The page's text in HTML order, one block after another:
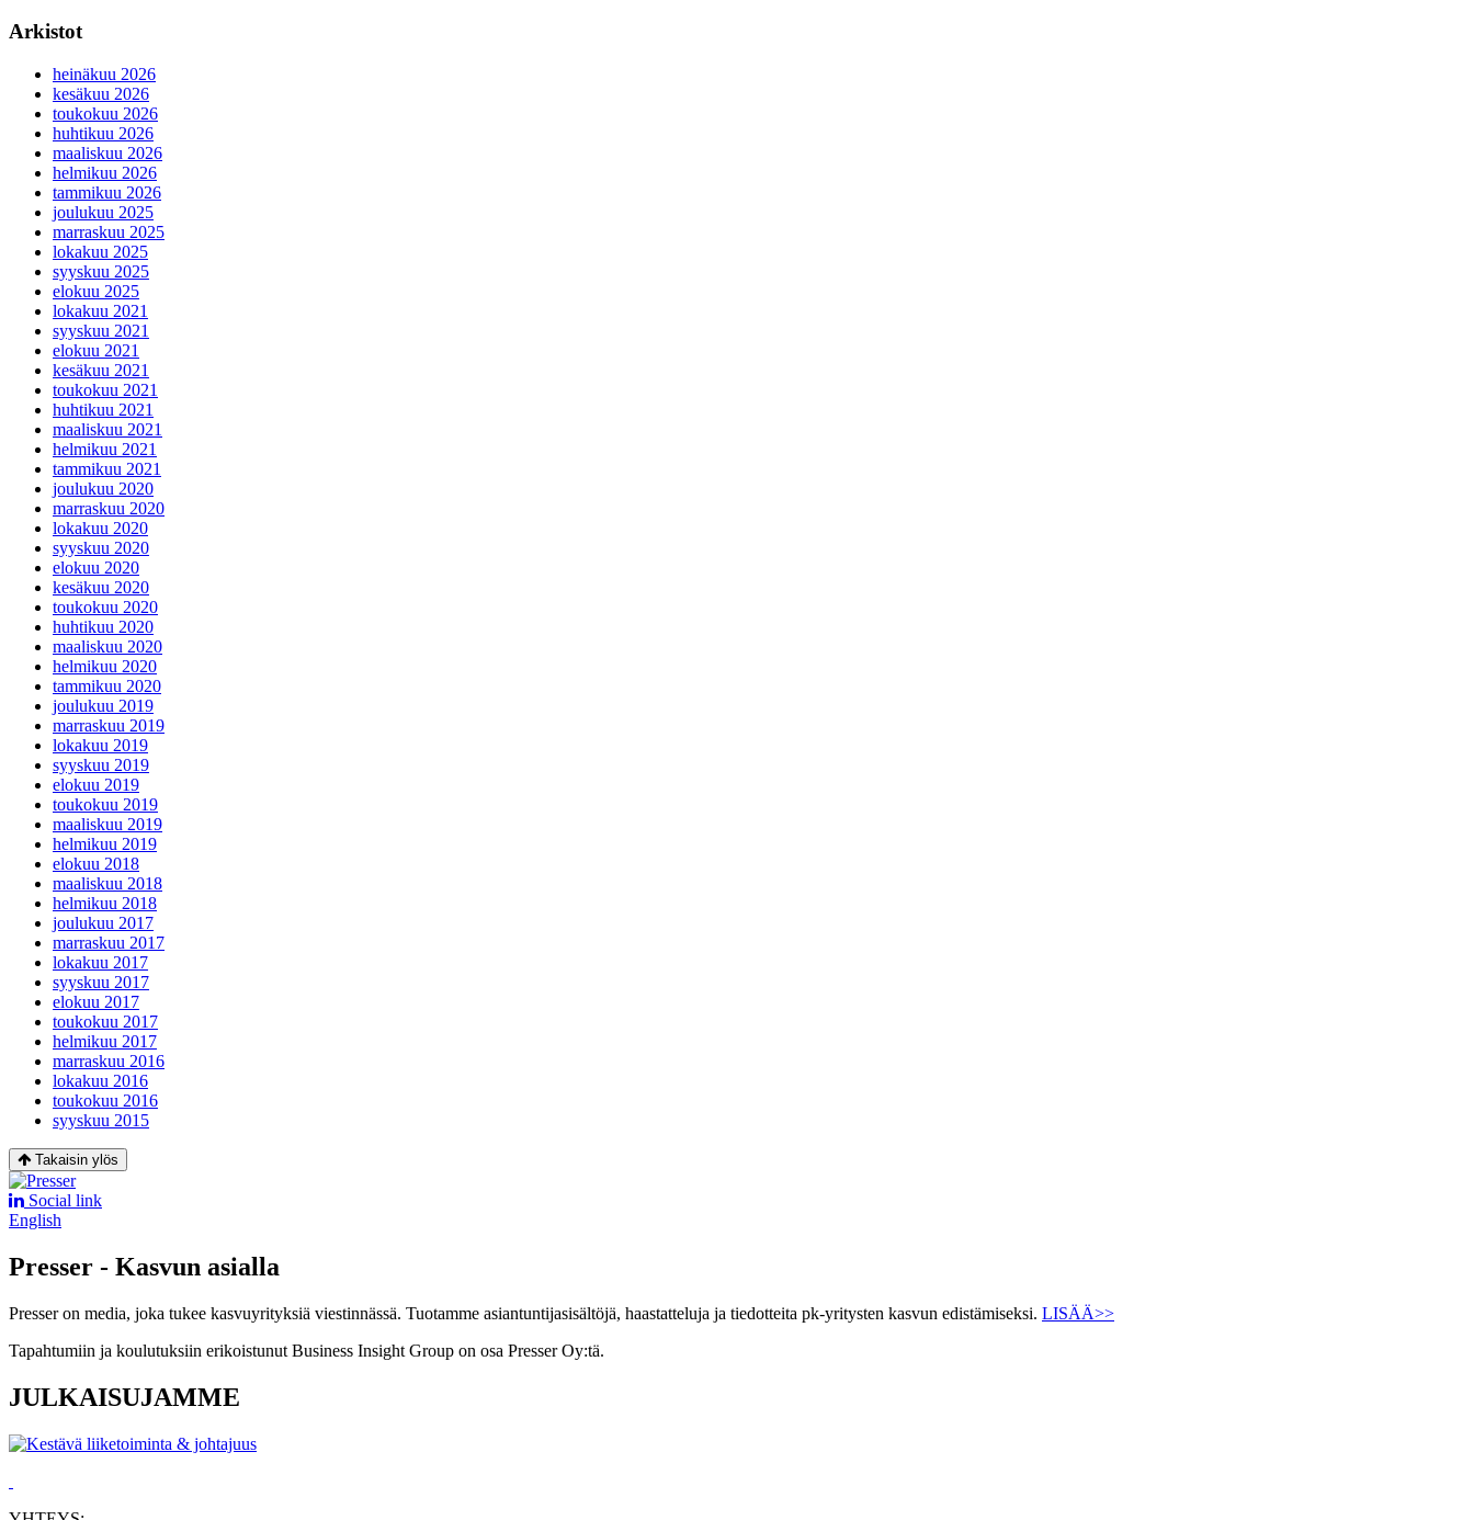
Arkistot
heinäkuu 2026
kesäkuu 2026
toukokuu 2026
huhtikuu 2026
maaliskuu 2026
helmikuu 2026
tammikuu 2026
joulukuu 2025
marraskuu 2025
lokakuu 2025
syyskuu 2025
elokuu 2025
lokakuu 2021
syyskuu 2021
elokuu 2021
kesäkuu 2021
toukokuu 2021
huhtikuu 2021
maaliskuu 2021
helmikuu 2021
tammikuu 2021
joulukuu 2020
marraskuu 2020
lokakuu 2020
syyskuu 2020
elokuu 2020
kesäkuu 2020
toukokuu 2020
huhtikuu 2020
maaliskuu 2020
helmikuu 2020
tammikuu 2020
joulukuu 2019
marraskuu 2019
lokakuu 2019
syyskuu 2019
elokuu 2019
toukokuu 2019
maaliskuu 2019
helmikuu 2019
elokuu 2018
maaliskuu 2018
helmikuu 2018
joulukuu 2017
marraskuu 2017
lokakuu 2017
syyskuu 2017
elokuu 2017
toukokuu 2017
helmikuu 2017
marraskuu 2016
lokakuu 2016
toukokuu 2016
syyskuu 2015
Takaisin ylös
Social link
English
Presser - Kasvun asialla
Presser on media, joka tukee kasvuyrityksiä viestinnässä. Tuotamme asiantuntijasisältöjä, haastatteluja ja tiedotteita pk-yritysten kasvun edistämiseksi. LISÄÄ>>
Tapahtumiin ja koulutuksiin erikoistunut Business Insight Group on osa Presser Oy:tä.
JULKAISUJAMME